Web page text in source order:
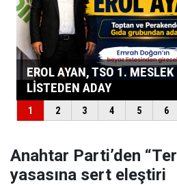
Anahtar Parti’den
yasasına sert eleştiri